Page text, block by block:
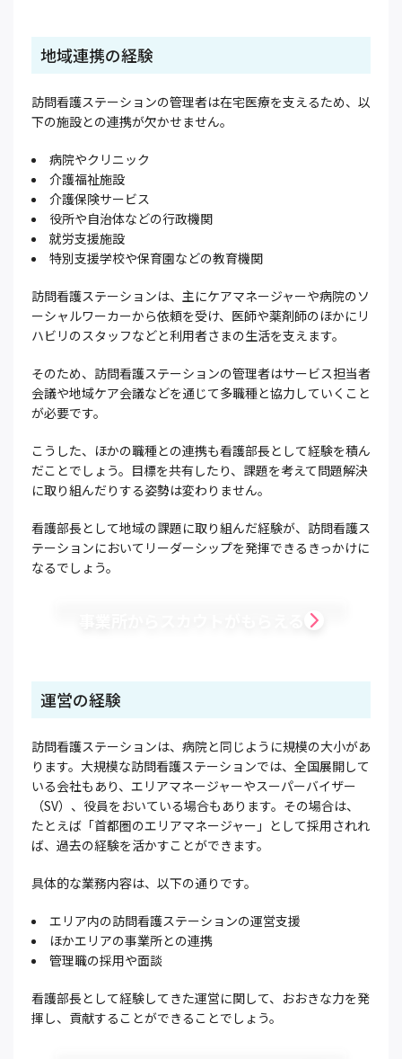
地域連携の経験
訪問看護ステーションの管理者は在宅医療を支えるため、以
下の施設との連携が欠かせません。
病院やクリニック
介護福祉施設
介護保険サービス
役所や自治体などの行政機関
就労支援施設
特別支援学校や保育園などの教育機関
訪問看護ステーションは、主にケアマネージャーや病院のソ
ーシャルワーカーから依頼を受け、医師や薬剤師のほかにリ
ハビリのスタッフなどと利用者さまの生活を支えます。
そのため、訪問看護ステーションの管理者はサービス担当者
会議や地域ケア会議などを通じて多職種と協力していくこと
が必要です。
こうした、ほかの職種との連携も看護部長として経験を積ん
だことでしょう。目標を共有したり、課題を考えて問題解決
に取り組んだりする姿勢は変わりません。
看護部長として地域の課題に取り組んだ経験が、訪問看護ス
テーションにおいてリーダーシップを発揮できるきっかけに
なるでしょう。
運営の経験
訪問看護ステーションは、病院と同じように規模の大小があ
ります。大規模な訪問看護ステーションでは、全国展開して
いる会社もあり、エリアマネージャーやスーパーバイザー
（SV）、役員をおいている場合もあります。その場合は、
たとえば「首都圏のエリアマネージャー」として採用されれ
ば、過去の経験を活かすことができます。
具体的な業務内容は、以下の通りです。
エリア内の訪問看護ステーションの運営支援
ほかエリアの事業所との連携
管理職の採用や面談
看護部長として経験してきた運営に関して、おおきな力を発
揮し、貢献することができることでしょう。